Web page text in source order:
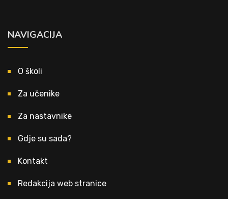
NAVIGACIJA
O školi
Za učenike
Za nastavnike
Gdje su sada?
Kontakt
Redakcija web stranice